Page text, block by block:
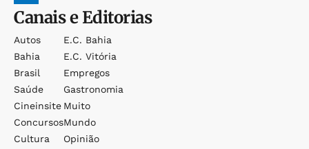
Canais e Editorias
Autos
Bahia
Brasil
Saúde
Cineinsite
Concursos
Cultura
E.c. Bahia
E.c. Vitória
Empregos
Gastronomia
Muito
Mundo
Opinião